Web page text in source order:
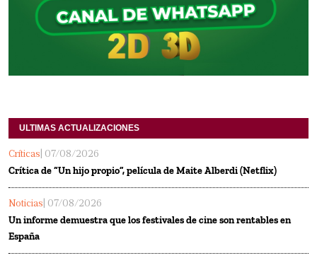
ULTIMAS ACTUALIZACIONES
Críticas | 07/08/2026
Crítica de “Un hijo propio”, película de Maite Alberdi (Netflix)
Noticias | 07/08/2026
Un informe demuestra que los festivales de cine son rentables en
España